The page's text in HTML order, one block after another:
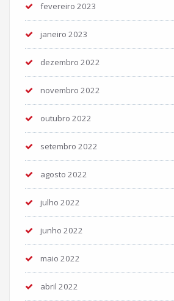
fevereiro 2023
janeiro 2023
dezembro 2022
novembro 2022
outubro 2022
setembro 2022
agosto 2022
julho 2022
junho 2022
maio 2022
abril 2022